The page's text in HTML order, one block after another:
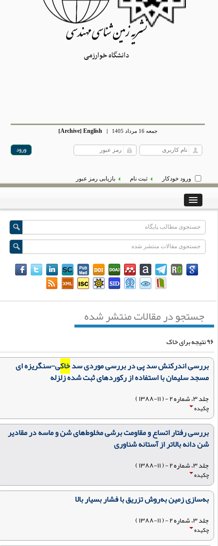
نشریه زمین شناسی مهندسی
دانشگاه خوارزمی
جمعه 16 مرداد 1405 |
English
[Archive]
ورود خودکار ثبت نام بازیابی رمز عبور
جستجو در مقالات منتشر شده
بررسی اندرکنش سد پی در بررسی موردی سدخاکی-سنگریزه ای
مسجد سلیمان با استفاده از رکوردهای ثبت شده زلزله
جلد ۳، شماره ۲ - ( ۱۱-۱۳۸۸ )
چکیده
بررسی رفتار اتساع و مقاومت برشی مخلوط‌های شن و ماسه در مقادیر
شن دانه بالاتر از آستانه شناوری
جلد ۳، شماره ۲ - ( ۱۱-۱۳۸۸ )
چکیده
به‌سازی زمین به‌روش تزریق با فشار بسیار بالا
جلد ۳، شماره ۲ - ( ۱۱-۱۳۸۸ )
چکیده